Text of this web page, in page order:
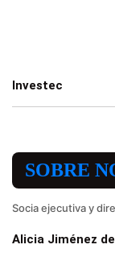
Investec
SOBRE
Socia ejecutiva y
Alicia Jiménez